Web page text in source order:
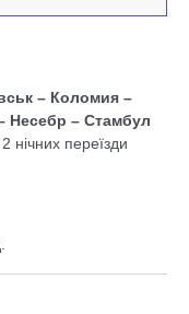
– Коломия –
Несебр – Стамбул
нічних переїзди